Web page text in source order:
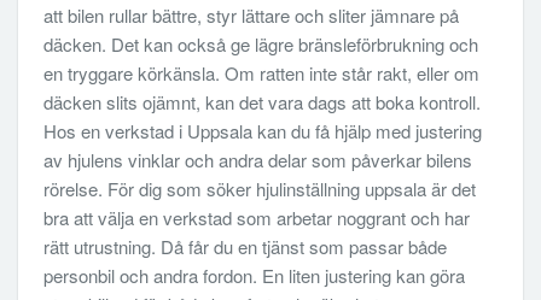
att bilen rullar bättre, styr lättare och sliter jämnare på
däcken. Det kan också ge lägre bränsleförbrukning och
en tryggare körkänsla. Om ratten inte står rakt, eller om
däcken slits ojämnt, kan det vara dags att boka kontroll.
Hos en verkstad i Uppsala kan du få hjälp med justering
av hjulens vinklar och andra delar som påverkar bilens
rörelse. För dig som söker hjulinställning uppsala är det
bra att välja en verkstad som arbetar noggrant och har
rätt utrustning. Då får du en tjänst som passar både
personbil och andra fordon. En liten justering kan göra